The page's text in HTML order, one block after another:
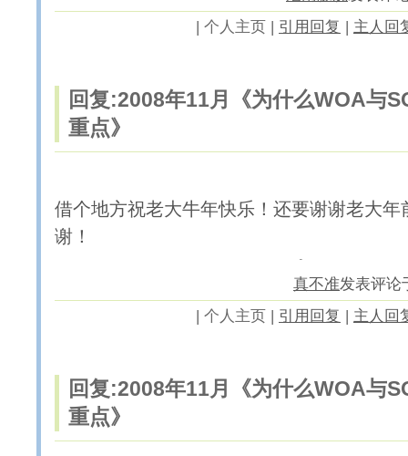
| 个人主页 | 引用回复 | 主人回
回复:2008年11月《为什么WOA与
重点》
借个地方祝老大牛年快乐！还要谢谢老大年
谢！
真不准发表评论
| 个人主页 | 引用回复 | 主人回
回复:2008年11月《为什么WOA与
重点》